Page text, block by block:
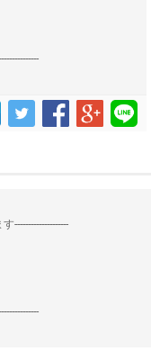
--------------------